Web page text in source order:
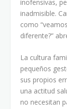
inofensivas,
inadmisible.
como
diferente?”
La cultura
pequeños
sus propios
una actitud
no necesitan